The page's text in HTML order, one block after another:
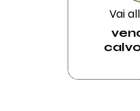
Vai